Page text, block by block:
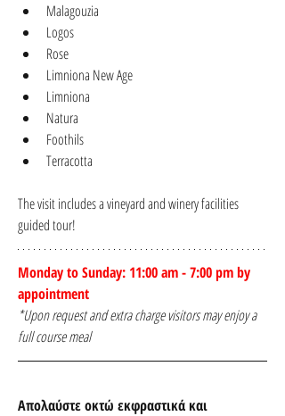
Malagouzia
Logos
Rose
Limniona New Age
Limniona
Natura
Foothils
Terracotta
The visit includes a vineyard and winery facilities
guided tour!
Monday to Sunday: 11:00 am - 7:00 pm by
appointment
*Upon request and extra charge visitors may enjoy a
full course meal
Απολαύστε οκτώ εκφραστικά και